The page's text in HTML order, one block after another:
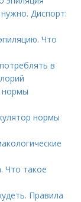
Диспорт:
Что
в
нормы
нормы
Что такое
Правила